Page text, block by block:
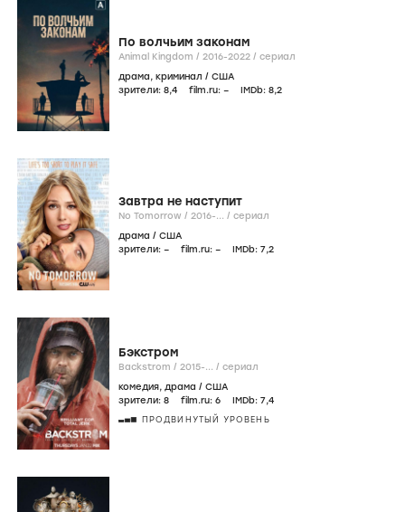
По волчьим законам
Animal Kingdom / 2016-2022 / сериал
драма, криминал / США
зрители: 8,4 film.ru: – IMDb: 8,2
Завтра не наступит
No Tomorrow / 2016-... / сериал
драма / США
зрители: – film.ru: – IMDb: 7,2
Бэкстром
Backstrom / 2015-... / сериал
комедия, драма / США
зрители: 8 film.ru: 6 IMDb: 7,4
ПРОДВИНУТЫЙ УРОВЕНЬ